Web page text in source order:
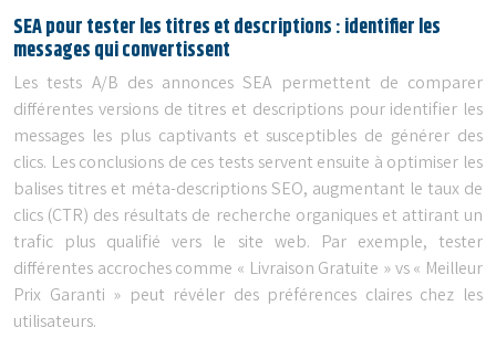
SEA pour tester les titres et descriptions : identifier les
messages qui convertissent
Les tests A/B des annonces SEA permettent de comparer
différentes versions de titres et descriptions pour identifier les
messages les plus captivants et susceptibles de générer des
clics. Les conclusions de ces tests servent ensuite à optimiser les
balises titres et méta-descriptions SEO, augmentant le taux de
clics (CTR) des résultats de recherche organiques et attirant un
trafic plus qualifié vers le site web. Par exemple, tester
différentes accroches comme « Livraison Gratuite » vs « Meilleur
Prix Garanti » peut révéler des préférences claires chez les
utilisateurs.